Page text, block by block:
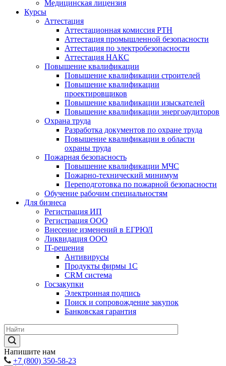
Медицинская лицензия
Курсы
Аттестация
Аттестационная комиссия РТН
Аттестация промышленной безопасности
Аттестация по электробезопасности
Аттестация НАКС
Повышение квалификации
Повышение квалификации строителей
Повышение квалификации
проектировщиков
Повышение квалификации изыскателей
Повышение квалификации энергоаудиторов
Охрана труда
Разработка документов по охране труда
Повышение квалификации в области
охраны труда
Пожарная безопасность
Повышение квалификации МЧС
Пожарно-технический минимум
Переподготовка по пожарной безопасности
Обучение рабочим специальностям
Для бизнеса
Регистрация ИП
Регистрация ООО
Внесение изменений в ЕГРЮЛ
Ликвидация ООО
IT-решения
Антивирусы
Продукты фирмы 1C
CRM система
Госзакупки
Электронная подпись
Поиск и сопровождение закупок
Банковская гарантия
Напишите нам
+7 (800) 350-58-23